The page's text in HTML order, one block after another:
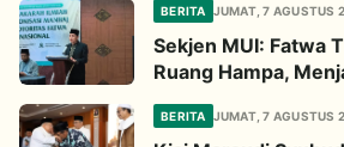
BERITA JUMAT, 7 AGUSTUS
Sekjen MUI: Fatwa
Ruang Hampa,
Bangsa
BERITA JUMAT, 7 AGUSTUS